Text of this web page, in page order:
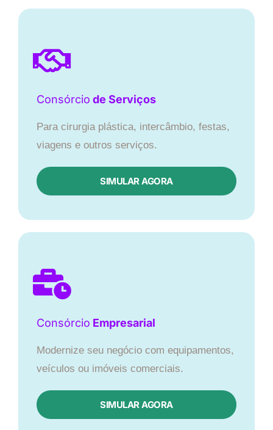
Consórcio de Serviços
Para cirurgia plástica, intercâmbio, festas,
viagens e outros serviços.
SIMULAR AGORA
Consórcio Empresarial
Modernize seu negócio com equipamentos,
veículos ou imóveis comerciais.
SIMULAR AGORA